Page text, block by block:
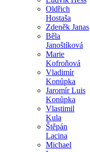
Oldřich
Hostaša
Zdeněk Janas
Běla
Janoštíková
Marie
Kofroňová
Vladimír
Konůpka
Jaromír Luis
Konůpka
Vlastimil
Kula
Štěpán
Lacina
Michael